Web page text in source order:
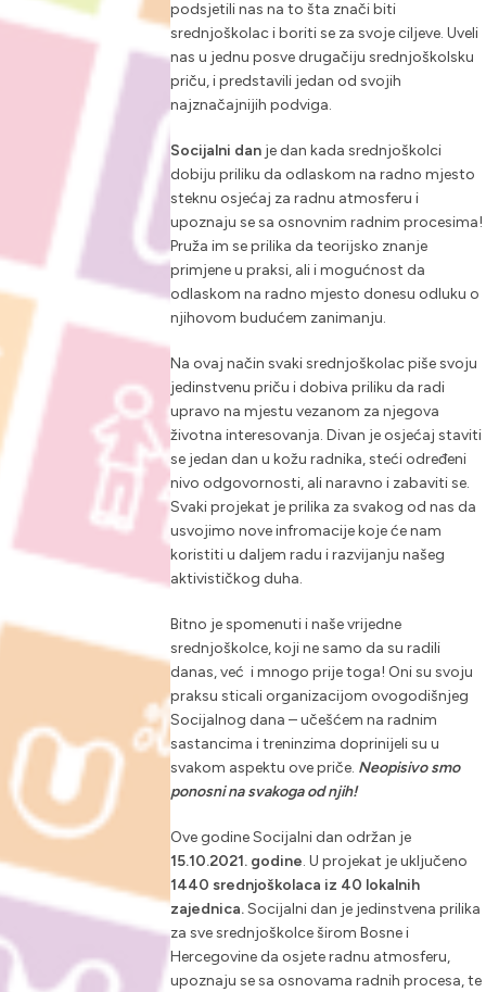
podsjetili nas na to šta znači biti
srednjoškolac i boriti se za svoje ciljeve. Uveli
nas u jednu posve drugačiju srednjoškolsku
priču, i predstavili jedan od svojih
najznačajnijih podviga.
Socijalni dan je dan kada srednjoškolci
dobiju priliku da odlaskom na radno mjesto
steknu osjećaj za radnu atmosferu i
upoznaju se sa osnovnim radnim procesima!
Pruža im se prilika da teorijsko znanje
primjene u praksi, ali i mogućnost da
odlaskom na radno mjesto donesu odluku o
njihovom budućem zanimanju.
Na ovaj način svaki srednjoškolac piše svoju
jedinstvenu priču i dobiva priliku da radi
upravo na mjestu vezanom za njegova
životna interesovanja. Divan je osjećaj staviti
se jedan dan u kožu radnika, steći određeni
nivo odgovornosti, ali naravno i zabaviti se.
Svaki projekat je prilika za svakog od nas da
usvojimo nove infromacije koje će nam
koristiti u daljem radu i razvijanju našeg
aktivističkog duha.
Bitno je spomenuti i naše vrijedne
srednjoškolce, koji ne samo da su radili
danas, već i mnogo prije toga! Oni su svoju
praksu sticali organizacijom ovogodišnjeg
Socijalnog dana – učešćem na radnim
sastancima i treninzima doprinijeli su u
svakom aspektu ove priče. Neopisivo smo
ponosni na svakoga od njih!
Ove godine Socijalni dan održan je
15.10.2021. godine. U projekat je uključeno
1440 srednjoškolaca iz 40 lokalnih
zajednica.Socijalni dan je jedinstvena prilika
za sve srednjoškolce širom Bosne i
Hercegovine da osjete radnu atmosferu,
upoznaju se sa osnovama radnih procesa, te